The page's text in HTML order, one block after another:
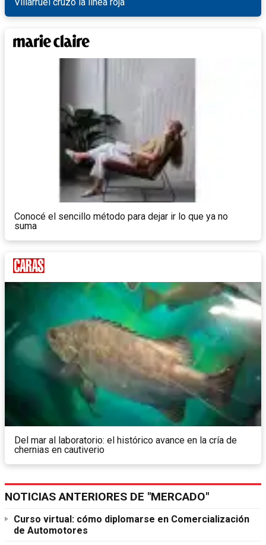
Conocé el sencillo método para dejar ir lo que ya no
suma
Del mar al laboratorio: el histórico avance en la cría de
chernias en cautiverio
NOTICIAS ANTERIORES DE "MERCADO"
Curso virtual: cómo diplomarse en Comercialización
de Automotores